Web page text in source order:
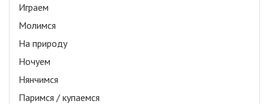
Играем
Молимся
На природу
Ночуем
Нянчимся
Паримся / купаемся